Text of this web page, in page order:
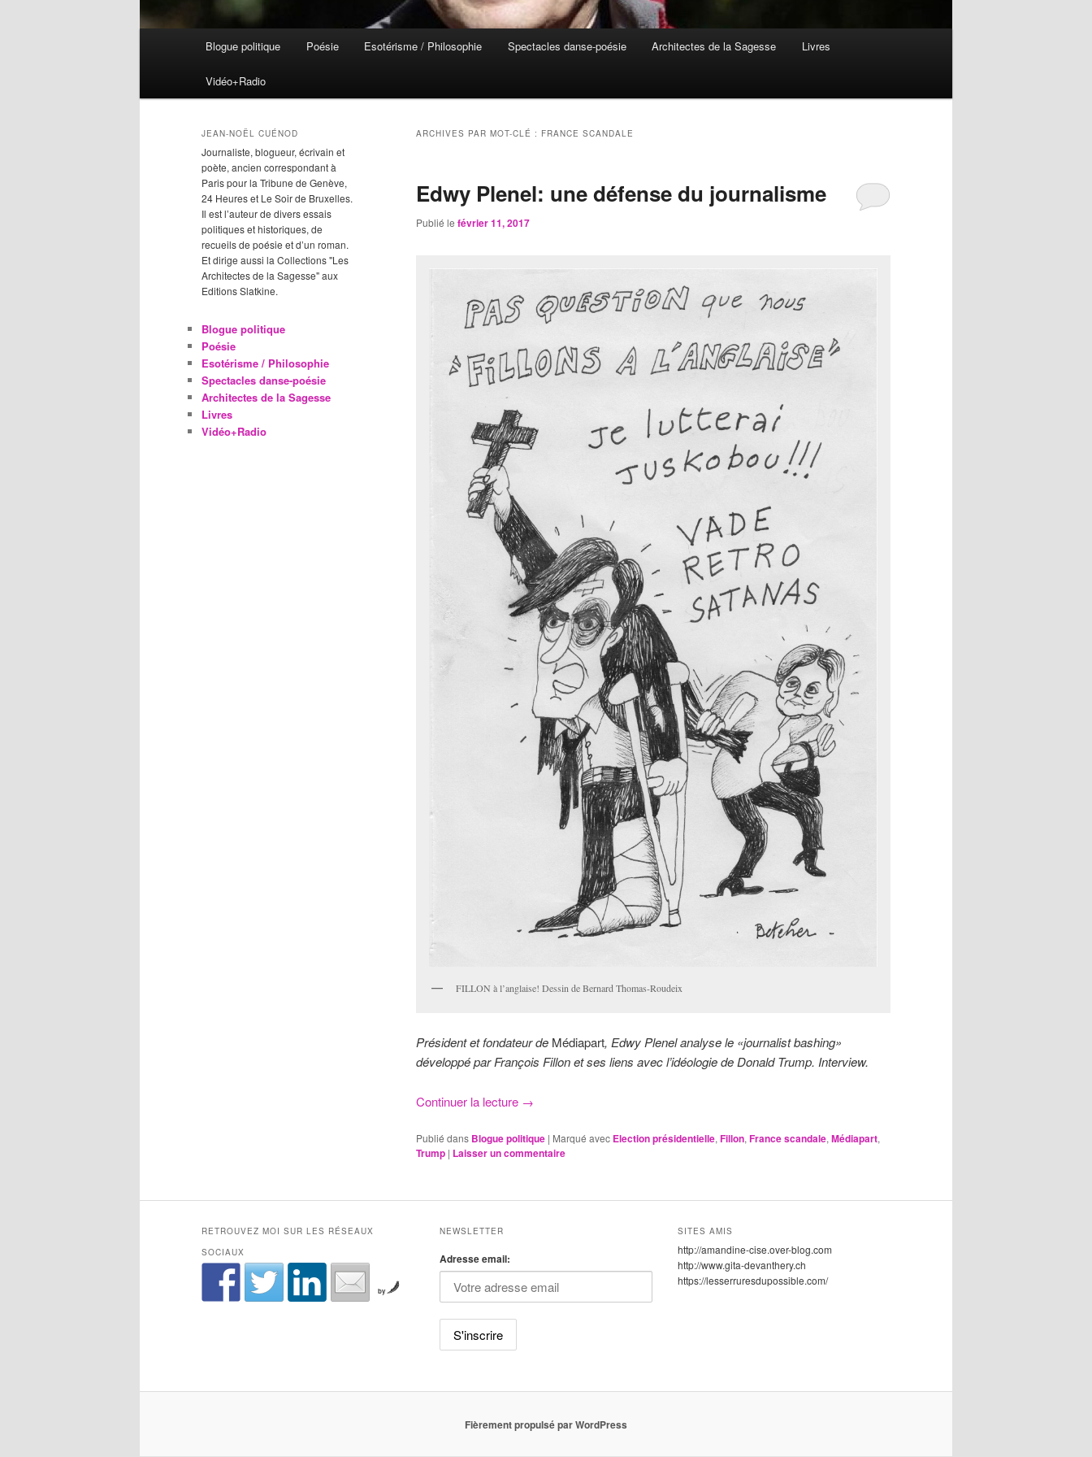
Aller
au
contenu
principal
Aller
au
contenu
secondaire
Blogue politique Poésie Esotérisme / Philosophie Spectacles danse-poésie Architectes de la Sagesse Livres
Vidéo+Radio
ARCHIVES PAR MOT-CLÉ : FRANCE SCANDALE
Edwy Plenel: une défense du journalisme
Publié le février 11, 2017
FILLON à l’anglaise! Dessin de Bernard Thomas-Roudeix
Président et fondateur de Médiapart, Edwy Plenel analyse le «journalist bashing»
développé par François Fillon et ses liens avec l’idéologie de Donald Trump. Interview.
Continuer la lecture →
Publié dans Blogue politique | Marqué avec Election présidentielle, Fillon, France scandale, Médiapart,
Trump | Laisser un commentaire
JEAN-NOËL CUÉNOD
Journaliste, blogueur, écrivain et
poète, ancien correspondant à
Paris pour la Tribune de Genève,
24 Heures et Le Soir de Bruxelles.
Il est l’auteur de divers essais
politiques et historiques, de
recueils de poésie et d’un roman.
Et dirige aussi la Collections "Les
Architectes de la Sagesse" aux
Editions Slatkine.
Blogue politique
Poésie
Esotérisme / Philosophie
Spectacles danse-poésie
Architectes de la Sagesse
Livres
Vidéo+Radio
RETROUVEZ MOI SUR LES RÉSEAUX
SOCIAUX
by
NEWSLETTER
Adresse email:
SITES AMIS
http://amandine-cise.over-blog.com
http://www.gita-devanthery.ch
https://lesserruresdupossible.com/
Fièrement propulsé par WordPress